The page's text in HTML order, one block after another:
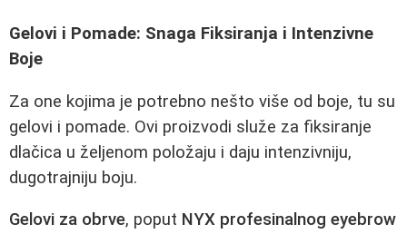
Gelovi i Pomade: Snaga Fiksiranja i Intenzivne
Boje
Za one kojima je potrebno nešto više od boje, tu su
gelovi i pomade. Ovi proizvodi služe za fiksiranje
dlačica u željenom položaju i daju intenzivniju,
dugotrajniju boju.
Gelovi za obrve, poput NYX profesinalnog eyebrow